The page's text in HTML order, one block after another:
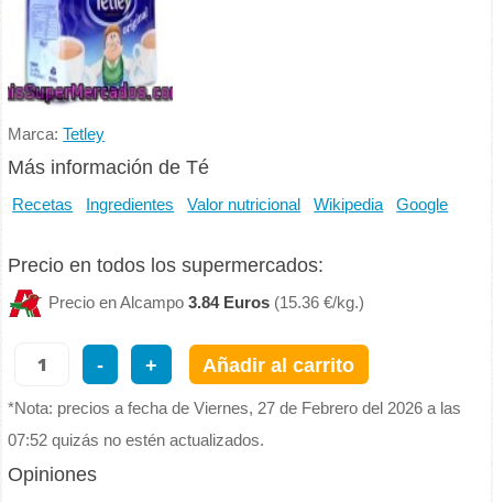
Marca:Tetley
Más información de Té
Recetas Ingredientes Valor nutricional Wikipedia Google
Precio en todos los supermercados:
Precio en Alcampo3.84 Euros (15.36 €/kg.)
- + Añadir al carrito
*Nota: precios a fecha de Viernes, 27 de Febrero del 2026 a las
07:52 quizás no estén actualizados.
Opiniones